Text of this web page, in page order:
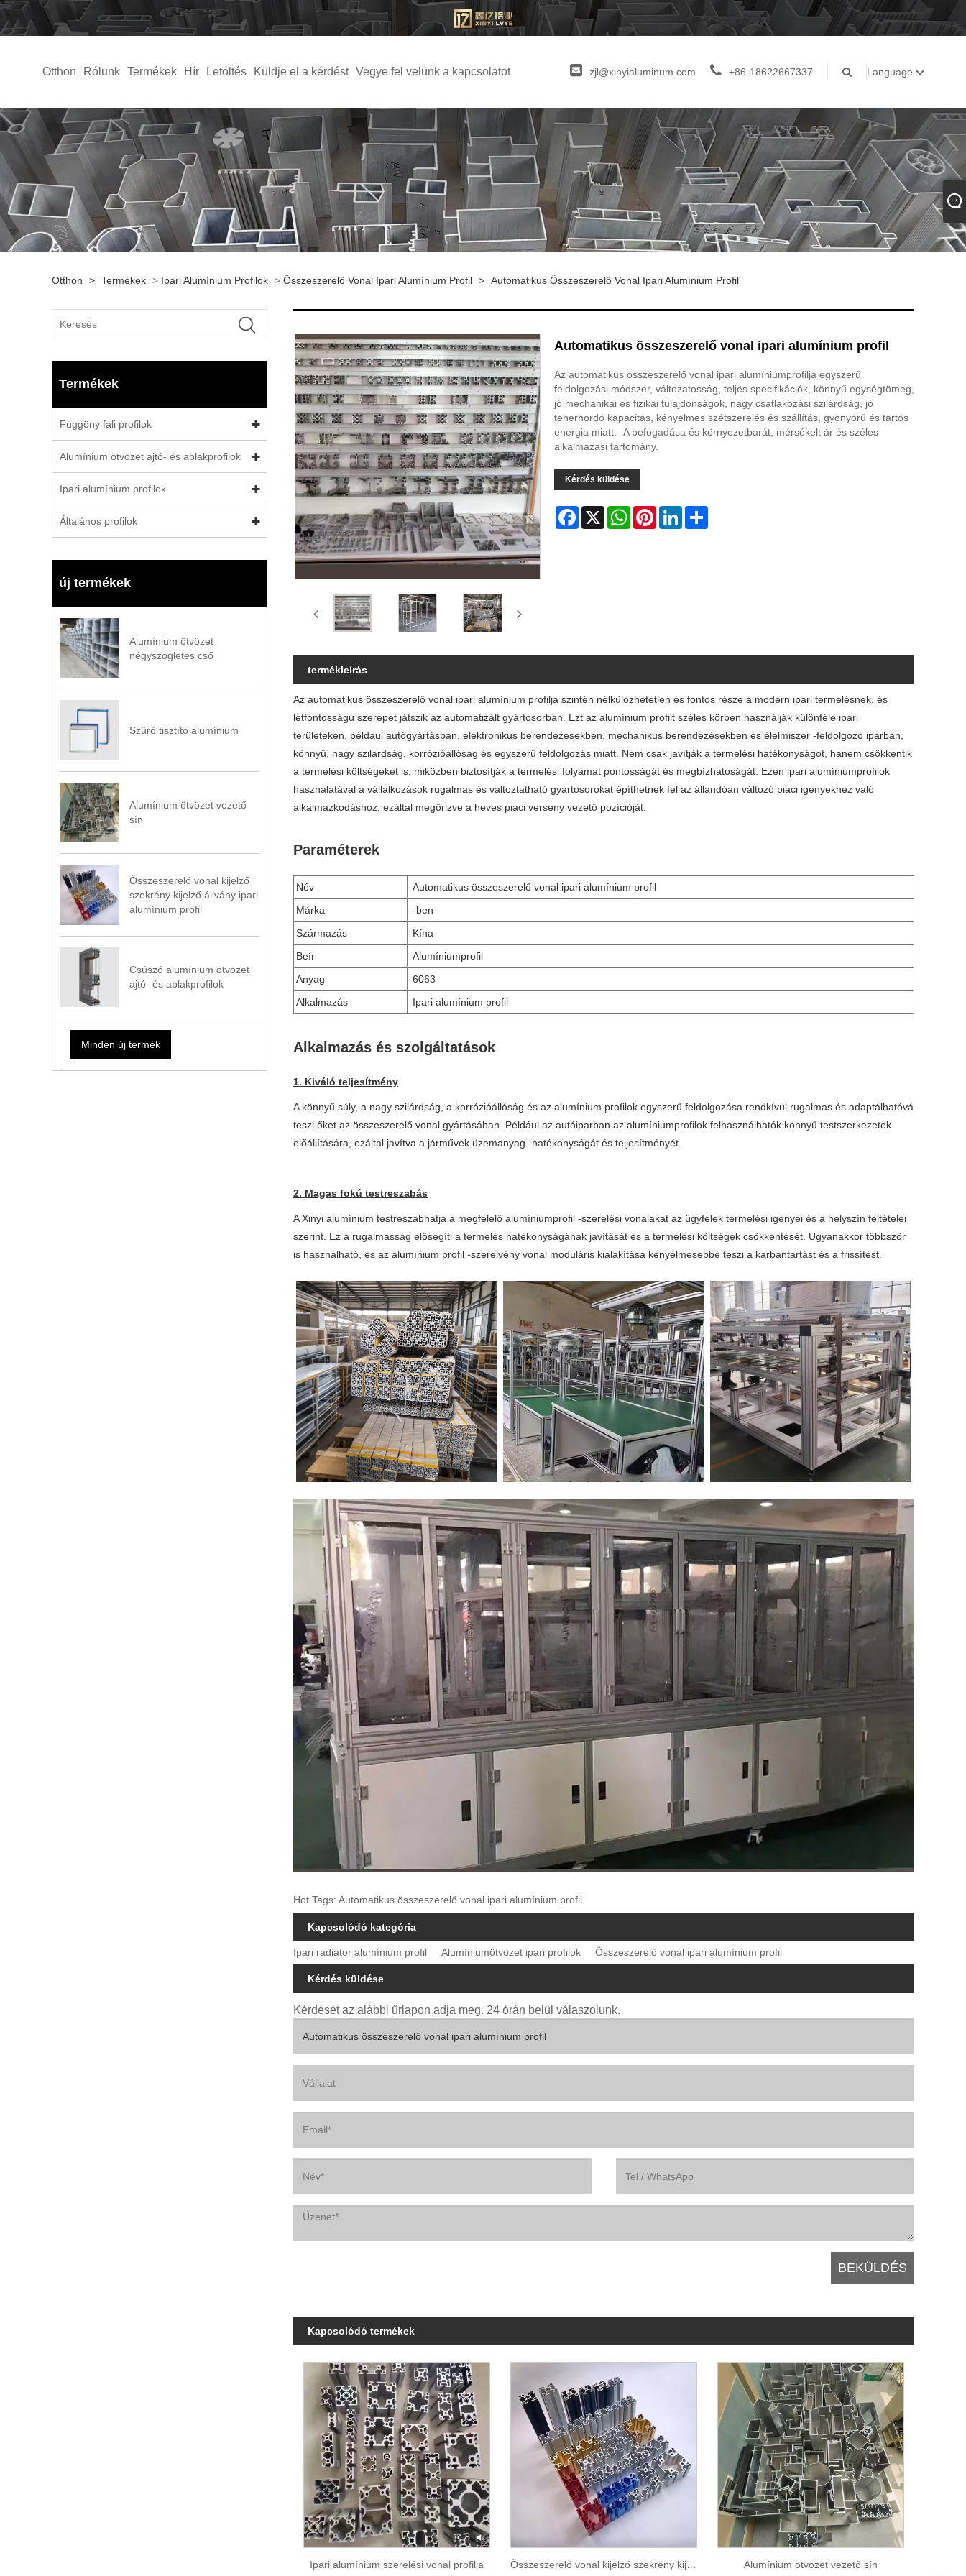
Otthon Rólunk Termékek Hír Letöltés Küldje el a kérdést Vegye fel velünk a kapcsolatot zjl@xinyialuminum.com +86-18622667337 Language
Otthon > Termékek > Ipari Alumínium Profilok > Összeszerelő Vonal Ipari Alumínium Profil > Automatikus Összeszerelő Vonal Ipari Alumínium Profil
Termékek
Függöny fali profilok
Alumínium ötvözet ajtó- és ablakprofilok
Ipari alumínium profilok
Általános profilok
új termékek
Alumínium ötvözet
négyszögletes cső
Szűrő tisztító alumínium
Alumínium ötvözet vezető
sín
Összeszerelő vonal kijelző
szekrény kijelző állvány ipari
alumínium profil
Csúszó alumínium ötvözet
ajtó- és ablakprofilok
Minden új termék
Automatikus összeszerelő vonal ipari alumínium profil
Az automatikus összeszerelő vonal ipari alumíniumprofilja egyszerű
feldolgozási módszer, változatosság, teljes specifikációk, könnyű egységtömeg,
jó mechanikai és fizikai tulajdonságok, nagy csatlakozási szilárdság, jó
teherhordó kapacitás, kényelmes szétszerelés és szállítás, gyönyörű és tartós
energia miatt. -A befogadása és környezetbarát, mérsékelt ár és széles
alkalmazási tartomány.
Kérdés küldése
Facebook
X WhatsAppPinterestLinkedInShare
termékleírás
Az automatikus összeszerelő vonal ipari alumínium profilja szintén nélkülözhetetlen és fontos része a modern ipari termelésnek, és
létfontosságú szerepet játszik az automatizált gyártósorban. Ezt az alumínium profilt széles körben használják különféle ipari
területeken, például autógyártásban, elektronikus berendezésekben, mechanikus berendezésekben és élelmiszer -feldolgozó iparban,
könnyű, nagy szilárdság, korrózióállóság és egyszerű feldolgozás miatt. Nem csak javítják a termelési hatékonyságot, hanem csökkentik
a termelési költségeket is, miközben biztosítják a termelési folyamat pontosságát és megbízhatóságát. Ezen ipari alumíniumprofilok
használatával a vállalkozások rugalmas és változtatható gyártósorokat építhetnek fel az állandóan változó piaci igényekhez való
alkalmazkodáshoz, ezáltal megőrizve a heves piaci verseny vezető pozícióját.
Paraméterek
Név
Automatikus összeszerelő vonal ipari alumínium profil
Márka
-ben
Származás
Kína
Beír
Alumíniumprofil
Anyag
6063
Alkalmazás
Ipari alumínium profil
Alkalmazás és szolgáltatások
1. Kiváló teljesítmény
A könnyű súly, a nagy szilárdság, a korrózióállóság és az alumínium profilok egyszerű feldolgozása rendkívül rugalmas és adaptálhatóvá
teszi őket az összeszerelő vonal gyártásában. Például az autóiparban az alumíniumprofilok felhasználhatók könnyű testszerkezetek
előállítására, ezáltal javítva a járművek üzemanyag -hatékonyságát és teljesítményét.
2. Magas fokú testreszabás
A Xinyi alumínium testreszabhatja a megfelelő alumíniumprofil -szerelési vonalakat az ügyfelek termelési igényei és a helyszín feltételei
szerint. Ez a rugalmasság elősegíti a termelés hatékonyságának javítását és a termelési költségek csökkentését. Ugyanakkor többször
is használható, és az alumínium profil -szerelvény vonal moduláris kialakítása kényelmesebbé teszi a karbantartást és a frissítést.
Hot Tags: Automatikus összeszerelő vonal ipari alumínium profil
Kapcsolódó kategória
Ipari radiátor alumínium profil Alumíniumötvözet ipari profilok Összeszerelő vonal ipari alumínium profil
Kérdés küldése
Kérdését az alábbi űrlapon adja meg. 24 órán belül válaszolunk.
Kapcsolódó termékek
Ipari alumínium szerelési vonal profilja Alumínium ötvözet vezető sín